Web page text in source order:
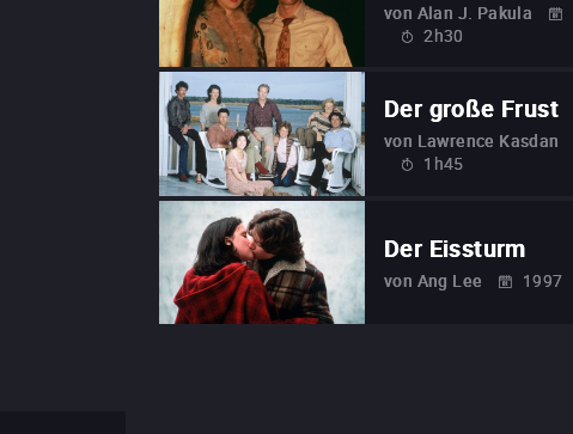
von Alan J. Pakula
2h30
Der große Frust
von Lawrence Kasdan
1h45
Der Eissturm
von Ang Lee 1997